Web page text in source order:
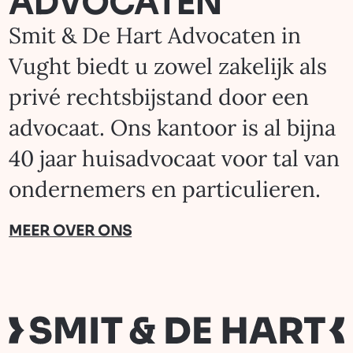
e
r
i
n
g
Smit & De Hart Advocaten in
Vught biedt u zowel zakelijk als
privé rechtsbijstand door een
advocaat. Ons kantoor is al bijna
40 jaar huisadvocaat voor tal van
ondernemers en particulieren.
MEER OVER ONS